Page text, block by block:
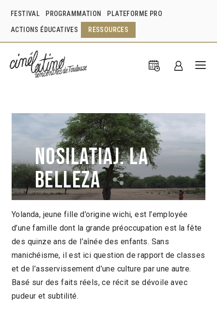
FESTIVAL PROGRAMMATION PLATEFORME PRO
ACTIONS ÉDUCATIVES RESSOURCES
Nosilatiaj. La
belleza
Daniela Segiaro Argentine 2012
1h23
2013 > Panorama Fiction
Yolanda, jeune fille d’origine wichi, est l’employée
d’une famille dont la grande préoccupation est la fête
des quinze ans de l’aînée des enfants. Sans
manichéisme, il est ici question de rapport de classes
et de l’asservissement d’une culture par une autre.
Basé sur des faits réels, ce récit se dévoile avec
pudeur et subtilité.